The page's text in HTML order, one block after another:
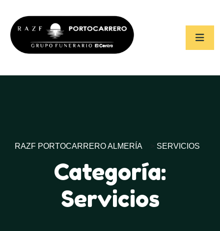
RAZF PORTOCARRERO ALMERÍA > SERVICIOS
Categoría:
Servicios